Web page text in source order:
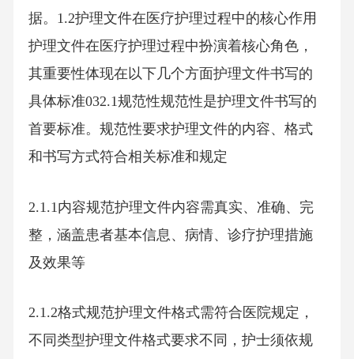
据。1.2护理文件在医疗护理过程中的核心作用
护理文件在医疗护理过程中扮演着核心角色，
其重要性体现在以下几个方面护理文件书写的
具体标准032.1规范性规范性是护理文件书写的
首要标准。规范性要求护理文件的内容、格式
和书写方式符合相关标准和规定
2.1.1内容规范护理文件内容需真实、准确、完
整，涵盖患者基本信息、病情、诊疗护理措施
及效果等
2.1.2格式规范护理文件格式需符合医院规定，
不同类型护理文件格式要求不同，护士须依规